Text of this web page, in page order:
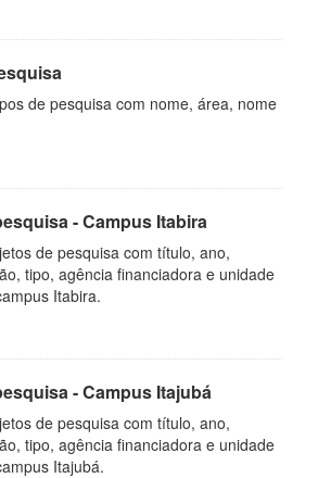
de pesquisa com nome, área, nome
- Campus Itabira
de pesquisa com título, ano,
tipo, agência financiadora e unidade
Itabira.
- Campus Itajubá
de pesquisa com título, ano,
tipo, agência financiadora e unidade
Itajubá.